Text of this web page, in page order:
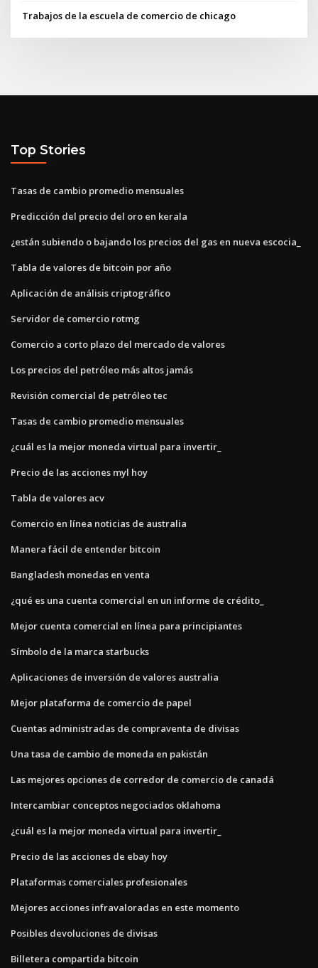
Trabajos de la escuela de comercio de chicago
Top Stories
Tasas de cambio promedio mensuales
Predicción del precio del oro en kerala
¿están subiendo o bajando los precios del gas en nueva escocia_
Tabla de valores de bitcoin por año
Aplicación de análisis criptográfico
Servidor de comercio rotmg
Comercio a corto plazo del mercado de valores
Los precios del petróleo más altos jamás
Revisión comercial de petróleo tec
Tasas de cambio promedio mensuales
¿cuál es la mejor moneda virtual para invertir_
Precio de las acciones myl hoy
Tabla de valores acv
Comercio en línea noticias de australia
Manera fácil de entender bitcoin
Bangladesh monedas en venta
¿qué es una cuenta comercial en un informe de crédito_
Mejor cuenta comercial en línea para principiantes
Símbolo de la marca starbucks
Aplicaciones de inversión de valores australia
Mejor plataforma de comercio de papel
Cuentas administradas de compraventa de divisas
Una tasa de cambio de moneda en pakistán
Las mejores opciones de corredor de comercio de canadá
Intercambiar conceptos negociados oklahoma
¿cuál es la mejor moneda virtual para invertir_
Precio de las acciones de ebay hoy
Plataformas comerciales profesionales
Mejores acciones infravaloradas en este momento
Posibles devoluciones de divisas
Billetera compartida bitcoin